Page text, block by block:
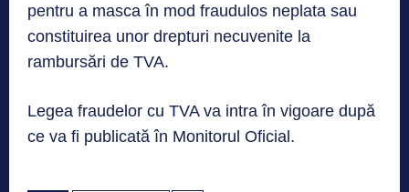
pentru a masca în mod fraudulos neplata sau
constituirea unor drepturi necuvenite la
rambursări de TVA.
Legea fraudelor cu TVA va intra în vigoare după
ce va fi publicată în Monitorul Oficial.